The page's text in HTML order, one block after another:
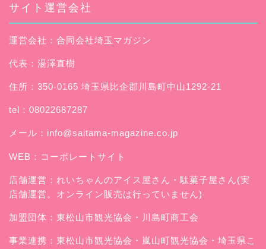
サイト運営会社
運営会社：合同会社埼玉マガジン
代表：湯澤直樹
住所：350-0165 埼玉県比企郡川島町中山1292-21
tel：08022687287
メール： info@saitama-magazine.co.jp
WEB： コーポレートサイト
店舗運営： れいちゃんのアイス屋さん ・駄菓子屋さん(実
店舗運営。オンライン販売は行っていません)
加盟団体：東松山市観光協会・川島町商工会
事業連携：東松山市観光協会・嵐山町観光協会・埼玉県こ